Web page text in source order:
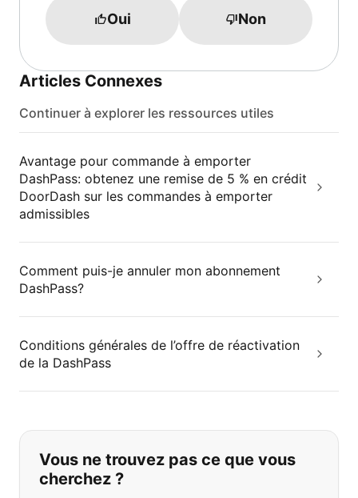
Oui Non
Articles Connexes
Continuer à explorer les ressources utiles
Avantage pour commande à emporter
DashPass: obtenez une remise de 5 % en crédit
DoorDash sur les commandes à emporter
admissibles
Comment puis-je annuler mon abonnement
DashPass?
Conditions générales de l’offre de réactivation
de la DashPass
Si vous ne trouvez pas ce que vous
Vous ne trouvez pas ce que vous
cherchez ?